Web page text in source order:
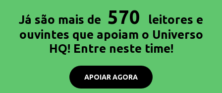
Já são mais de 570
leitores e
ouvintes que apoiam o Universo
HQ! Entre neste time!
APOIAR AGORA